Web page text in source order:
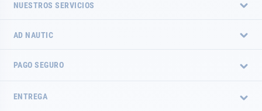
NUESTROS SERVICIOS
AD NAUTIC
PAGO SEGURO
ENTREGA